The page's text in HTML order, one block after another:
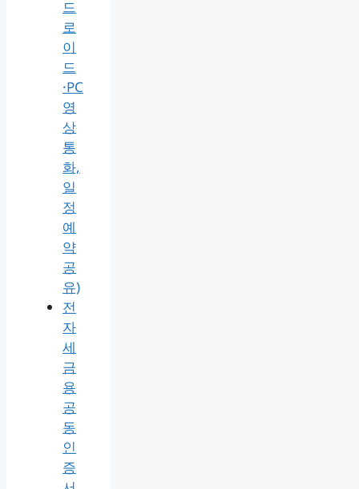
드
로
이
드
·PC
영
상
통
화,
일
정
예
약
공
유)
전
자
세
금
용
공
동
인
증